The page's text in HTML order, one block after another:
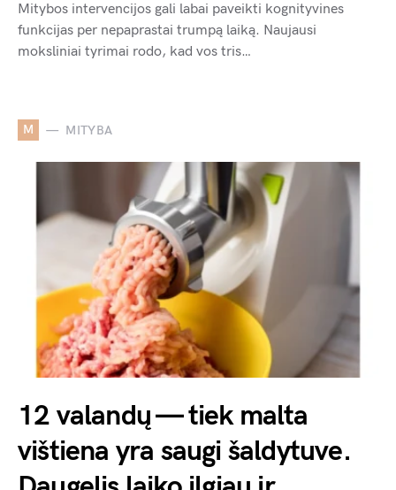
Mitybos intervencijos gali labai paveikti kognityvines
funkcijas per nepaprastai trumpą laiką. Naujausi
moksliniai tyrimai rodo, kad vos tris…
M MITYBA
12 valandų — tiek malta
vištiena yra saugi šaldytuve.